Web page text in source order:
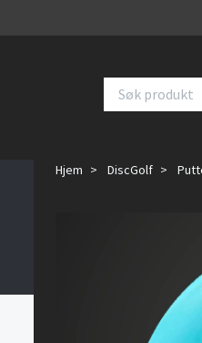
Hjem DiscGolf